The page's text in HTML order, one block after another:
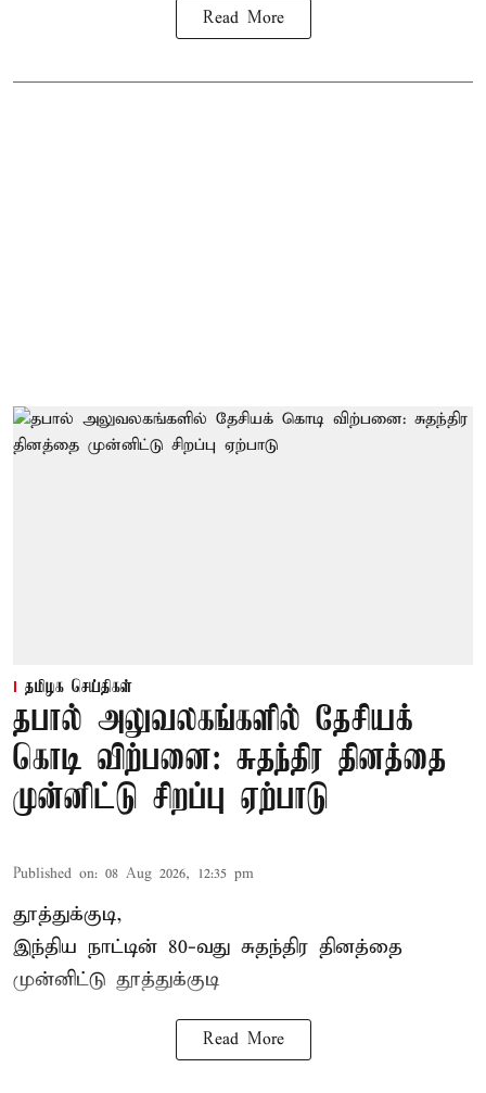
Read More
தமிழக செய்திகள்
தபால் அலுவலகங்களில் தேசியக்
கொடி விற்பனை: சுதந்திர தினத்தை
முன்னிட்டு சிறப்பு ஏற்பாடு
Published on: 08 Aug 2026, 12:35 pm
தூத்துக்குடி,
இந்திய நாட்டின் 80-வது சுதந்திர தினத்தை
முன்னிட்டு தூத்துக்குடி
Read More